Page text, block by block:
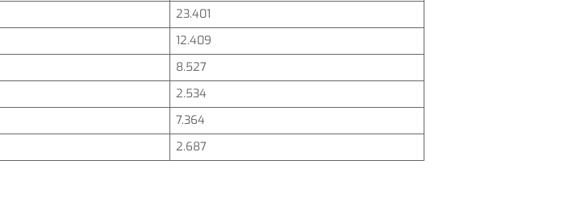
23.401
12.409
8.527
2.534
7.364
2.687